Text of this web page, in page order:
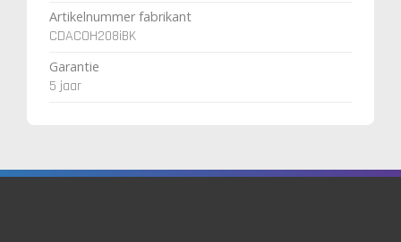
Artikelnummer fabrikant
CDACOH208iBK
Garantie
5 jaar